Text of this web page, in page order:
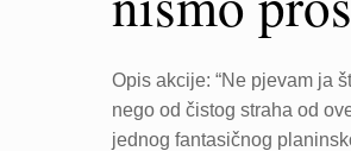
Opis akcije: “Ne pjevam ja
nego od čistog straha od
jednog fantasičnog